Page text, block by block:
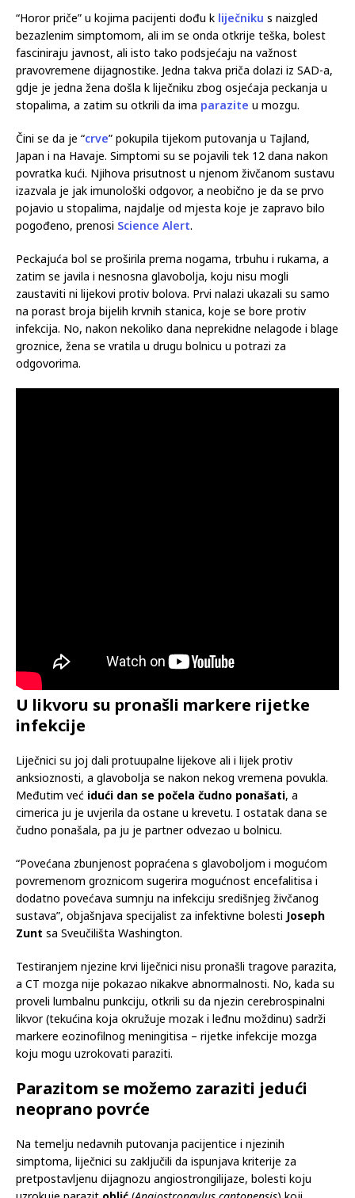
“Horor priče” u kojima pacijenti dođu k liječniku s naizgled
bezazlenim simptomom, ali im se onda otkrije teška, bolest
fasciniraju javnost, ali isto tako podsjećaju na važnost
pravovremene dijagnostike. Jedna takva priča dolazi iz SAD-a,
gdje je jedna žena došla k liječniku zbog osjećaja peckanja u
stopalima, a zatim su otkrili da ima parazite u mozgu.
Čini se da je “crve” pokupila tijekom putovanja u Tajland,
Japan i na Havaje. Simptomi su se pojavili tek 12 dana nakon
povratka kući. Njihova prisutnost u njenom živčanom sustavu
izazvala je jak imunološki odgovor, a neobično je da se prvo
pojavio u stopalima, najdalje od mjesta koje je zapravo bilo
pogođeno, prenosi Science Alert.
Peckajuća bol se proširila prema nogama, trbuhu i rukama, a
zatim se javila i nesnosna glavobolja, koju nisu mogli
zaustaviti ni lijekovi protiv bolova. Prvi nalazi ukazali su samo
na porast broja bijelih krvnih stanica, koje se bore protiv
infekcija. No, nakon nekoliko dana neprekidne nelagode i blage
groznice, žena se vratila u drugu bolnicu u potrazi za
odgovorima.
U likvoru su pronašli markere rijetke
infekcije
Liječnici su joj dali protuupalne lijekove ali i lijek protiv
anksioznosti, a glavobolja se nakon nekog vremena povukla.
Međutim već idući dan se počela čudno ponašati, a
cimerica ju je uvjerila da ostane u krevetu. I ostatak dana se
čudno ponašala, pa ju je partner odvezao u bolnicu.
“Povećana zbunjenost popraćena s glavoboljom i mogućom
povremenom groznicom sugerira mogućnost encefalitisa i
dodatno povećava sumnju na infekciju središnjeg živčanog
sustava”, objašnjava specijalist za infektivne bolesti Joseph
Zunt sa Sveučilišta Washington.
Testiranjem njezine krvi liječnici nisu pronašli tragove parazita,
a CT mozga nije pokazao nikakve abnormalnosti. No, kada su
proveli lumbalnu punkciju, otkrili su da njezin cerebrospinalni
likvor (tekućina koja okružuje mozak i leđnu moždinu) sadrži
markere eozinofilnog meningitisa – rijetke infekcije mozga
koju mogu uzrokovati paraziti.
Parazitom se možemo zaraziti jedući
neoprano povrće
Na temelju nedavnih putovanja pacijentice i njezinih
simptoma, liječnici su zaključili da ispunjava kriterije za
pretpostavljenu dijagnozu angiostrongilijaze, bolesti koju